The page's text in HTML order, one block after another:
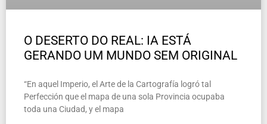
O DESERTO DO REAL: IA ESTÁ
GERANDO UM MUNDO SEM ORIGINAL
“En aquel Imperio, el Arte de la Cartografía logró tal
Perfección que el mapa de una sola Provincia ocupaba
toda una Ciudad, y el mapa